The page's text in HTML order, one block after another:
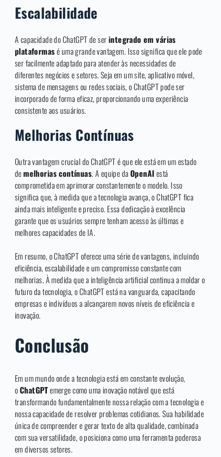
Escalabilidade
A capacidade do ChatGPT de serintegrado em várias
plataformasé uma grande vantagem. Isso significa que ele pode
ser facilmente adaptado para atender às necessidades de
diferentes negócios e setores. Seja em um site, aplicativo móvel,
sistema de mensagens ou redes sociais, o ChatGPT pode ser
incorporado de forma eficaz, proporcionando uma experiência
consistente aos usuários.
Melhorias Contínuas
Outra vantagem crucial do ChatGPT é que ele está em um estado
demelhorias contínuas. A equipe daOpenAI está
comprometida em aprimorar constantemente o modelo. Isso
significa que, à medida que a tecnologia avança, o ChatGPT fica
ainda mais inteligente e preciso. Essa dedicação à excelência
garante que os usuários sempre tenham acesso às últimas e
melhores capacidades de IA.
Em resumo, o ChatGPT oferece uma série de vantagens, incluindo
eficiência, escalabilidade e um compromisso constante com
melhorias. À medida que a inteligência artificial continua a moldar o
futuro da tecnologia, o ChatGPT está na vanguarda, capacitando
empresas e indivíduos a alcançarem novos níveis de eficiência e
inovação.
Conclusão
Em um mundo onde a tecnologia está em constante evolução,
oChatGPTemerge como uma inovação notável que está
transformando fundamentalmente nossa relação com a tecnologia e
nossa capacidade de resolver problemas cotidianos. Sua habilidade
única de compreender e gerar texto de alta qualidade, combinada
com sua versatilidade, o posiciona como uma ferramenta poderosa
em diversos setores.